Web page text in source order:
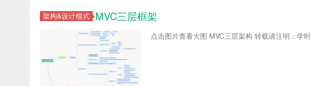
架构&设计模式 MVC三层框架
点击图片查看大图 MVC三层架构 转载请注明：学